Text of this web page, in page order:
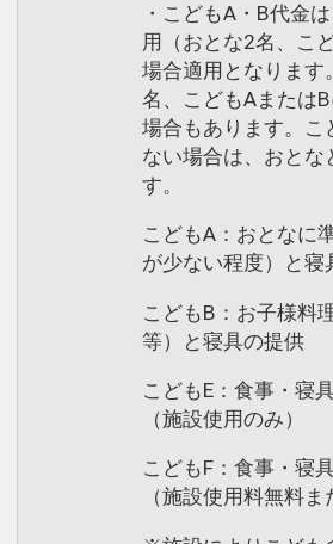
・こどもA・B代金
用（おとな2名、こ
場合適用となります
名、こどもAまたは
場合もあります。こ
ない場合は、おとな
す。
こどもA：おとなに
が少ない程度）と寝
こどもB：お子様料
等）と寝具の提供
こどもE：食事・寝
（施設使用のみ）
こどもF：食事・寝
（施設使用料無料ま